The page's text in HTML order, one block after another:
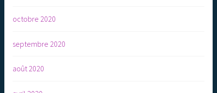
octobre 2020
septembre 2020
août 2020